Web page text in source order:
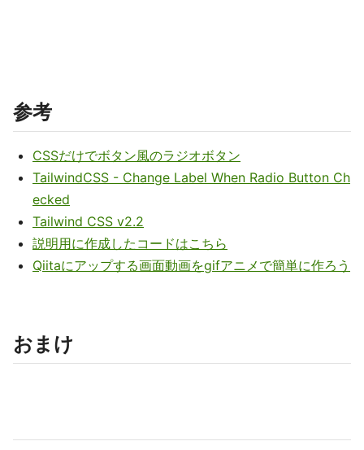
参考
CSSだけでボタン風のラジオボタン
TailwindCSS - Change Label When Radio Button Ch
ecked
Tailwind CSS v2.2
説明用に作成したコードはこちら
Qiitaにアップする画面動画をgifアニメで簡単に作ろう
おまけ